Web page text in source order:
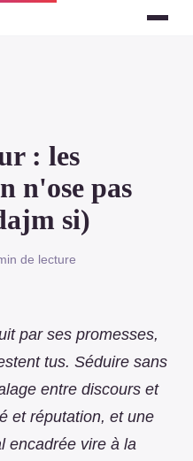
: les
n'ose pas
si)
de lecture
par ses promesses,
tus. Séduire sans
entre discours et
et réputation, et une
encadrée vire à la